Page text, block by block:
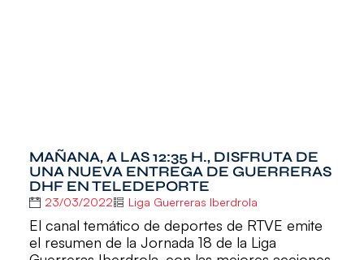
MAÑANA, A LAS 12:35 H., DISFRUTA DE
UNA NUEVA ENTREGA DE GUERRERAS
DHF EN TELEDEPORTE
23/03/2022 Liga Guerreras Iberdrola
El canal temático de deportes de RTVE emite
el resumen de la Jornada 18 de la Liga